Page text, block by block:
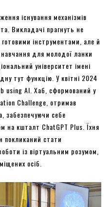
існування механізмів
Викладачі прагнуть не
інструментами, але й
для молодої ланки
університет імені
тут функцію. У квітні 2024
using AI. Хаб, сформований у
Challenge, отримав
забезпечуючи себе
на кшталт ChatGPT Plus. Їхня
покликаний стати
із віртуальним розумом,
осіб.